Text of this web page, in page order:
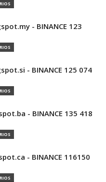
- BINANCE 123
- BINANCE 125 074
- BINANCE 135 418
- BINANCE 116150